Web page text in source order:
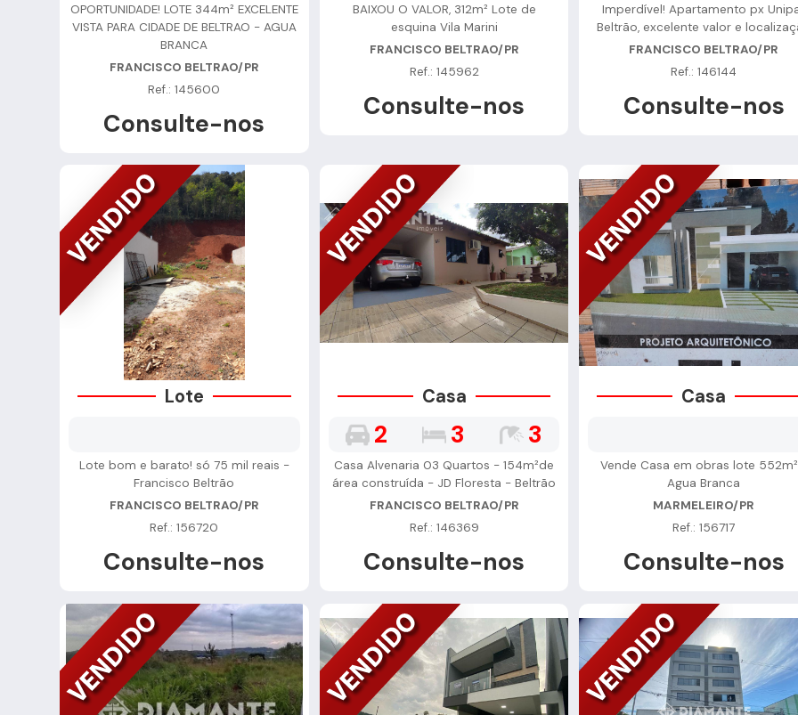
OPORTUNIDADE! LOTE 344m² EXCELENTE
VISTA PARA CIDADE DE BELTRAO - AGUA
BRANCA
FRANCISCO BELTRAO/PR
Ref.: 145600
Consulte-nos
BAIXOU O VALOR, 312m² Lote de
esquina Vila Marini
FRANCISCO BELTRAO/PR
Ref.: 145962
Consulte-nos
Imperdível! Apartamento px
Beltrão, excelente valor e
FRANCISCO BELTRAO/PR
Ref.: 146144
Consulte-nos
Lote
Lote bom e barato! só 75 mil reais -
Francisco Beltrão
FRANCISCO BELTRAO/PR
Ref.: 156720
Consulte-nos
Casa
2 3 3
Casa Alvenaria 03 Quartos - 154m²de
área construída - JD Floresta - Beltrão
FRANCISCO BELTRAO/PR
Ref.: 146369
Consulte-nos
Casa
Vende Casa em obras lote
Agua Branca
MARMELEIRO/PR
Ref.: 156717
Consulte-nos